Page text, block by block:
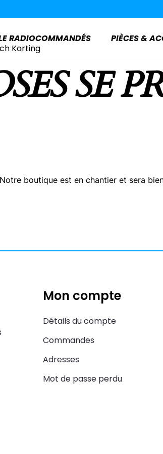
RADIOCOMMANDÉS PIÈCES &
SE
boutique est en chantier et sera
Mon compte
Détails du compte
Commandes
Adresses
Mot de passe perdu